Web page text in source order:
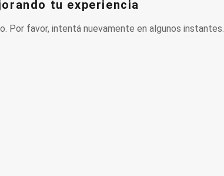
tu experiencia
Por favor, intentá nuevamente en algunos instantes.